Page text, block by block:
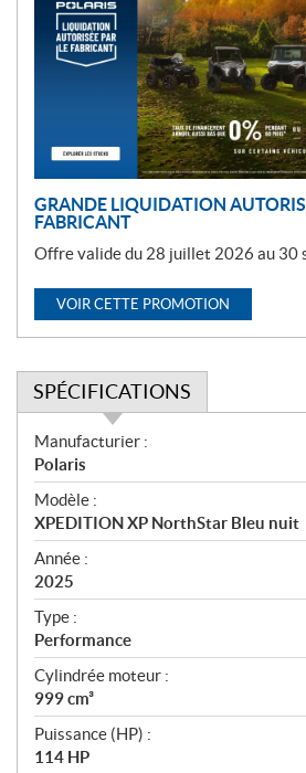
GRANDE LIQUIDATION
FABRICANT
Offre valide du 28 juillet 2026 au 30
VOIR CETTE PROMOTION
SPÉCIFICATIONS
S
p
é
c
i
f
i
c
a
t
i
o
n
s
Manufacturier :
Polaris
Modèle :
XPEDITION XP NorthStar Bleu nuit
Année :
2025
Type :
Performance
Cylindrée moteur :
999 cm³
Puissance (HP) :
114 HP